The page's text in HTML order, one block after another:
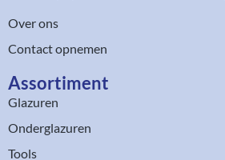
Over ons
Contact opnemen
Assortiment​
Glazuren
Onderglazuren
Tools